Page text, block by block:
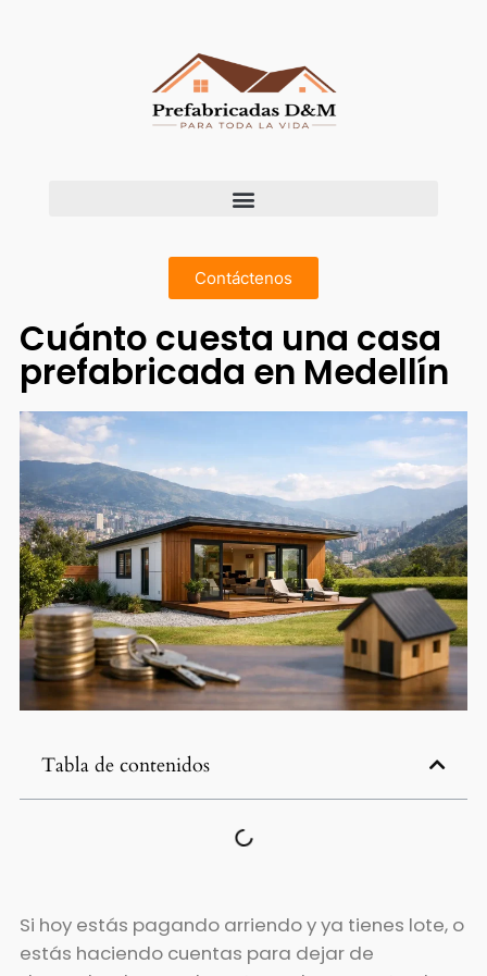
Contáctenos
Cuánto cuesta una casa
prefabricada en Medellín
Tabla de contenidos
Si hoy estás pagando arriendo y ya tienes lote, o
estás haciendo cuentas para dejar de